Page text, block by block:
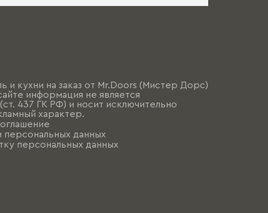
и кухни на заказ от Mr.Doors (Мистер Дорс)
информация не является
437 ГК РФ) и носит исключительно
характер.
персональных данных
персональных данных